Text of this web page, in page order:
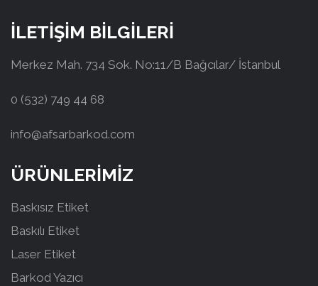
İLETİŞİM BİLGİLERİ
Merkez Mah. 734 Sok. No:11/B Bağcılar/ İstanbul
0 (532) 749 44 68
info@afsarbarkod.com
ÜRÜNLERİMİZ
Baskısız Etiket
Baskılı Etiket
Laser Etiket
Barkod Yazıcı